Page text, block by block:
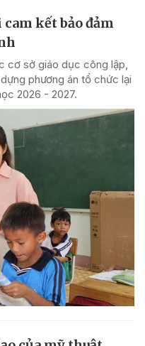
kết bảo đảm
cơ sở giáo dục công lập,
phương án tổ chức lại
2026 - 2027.